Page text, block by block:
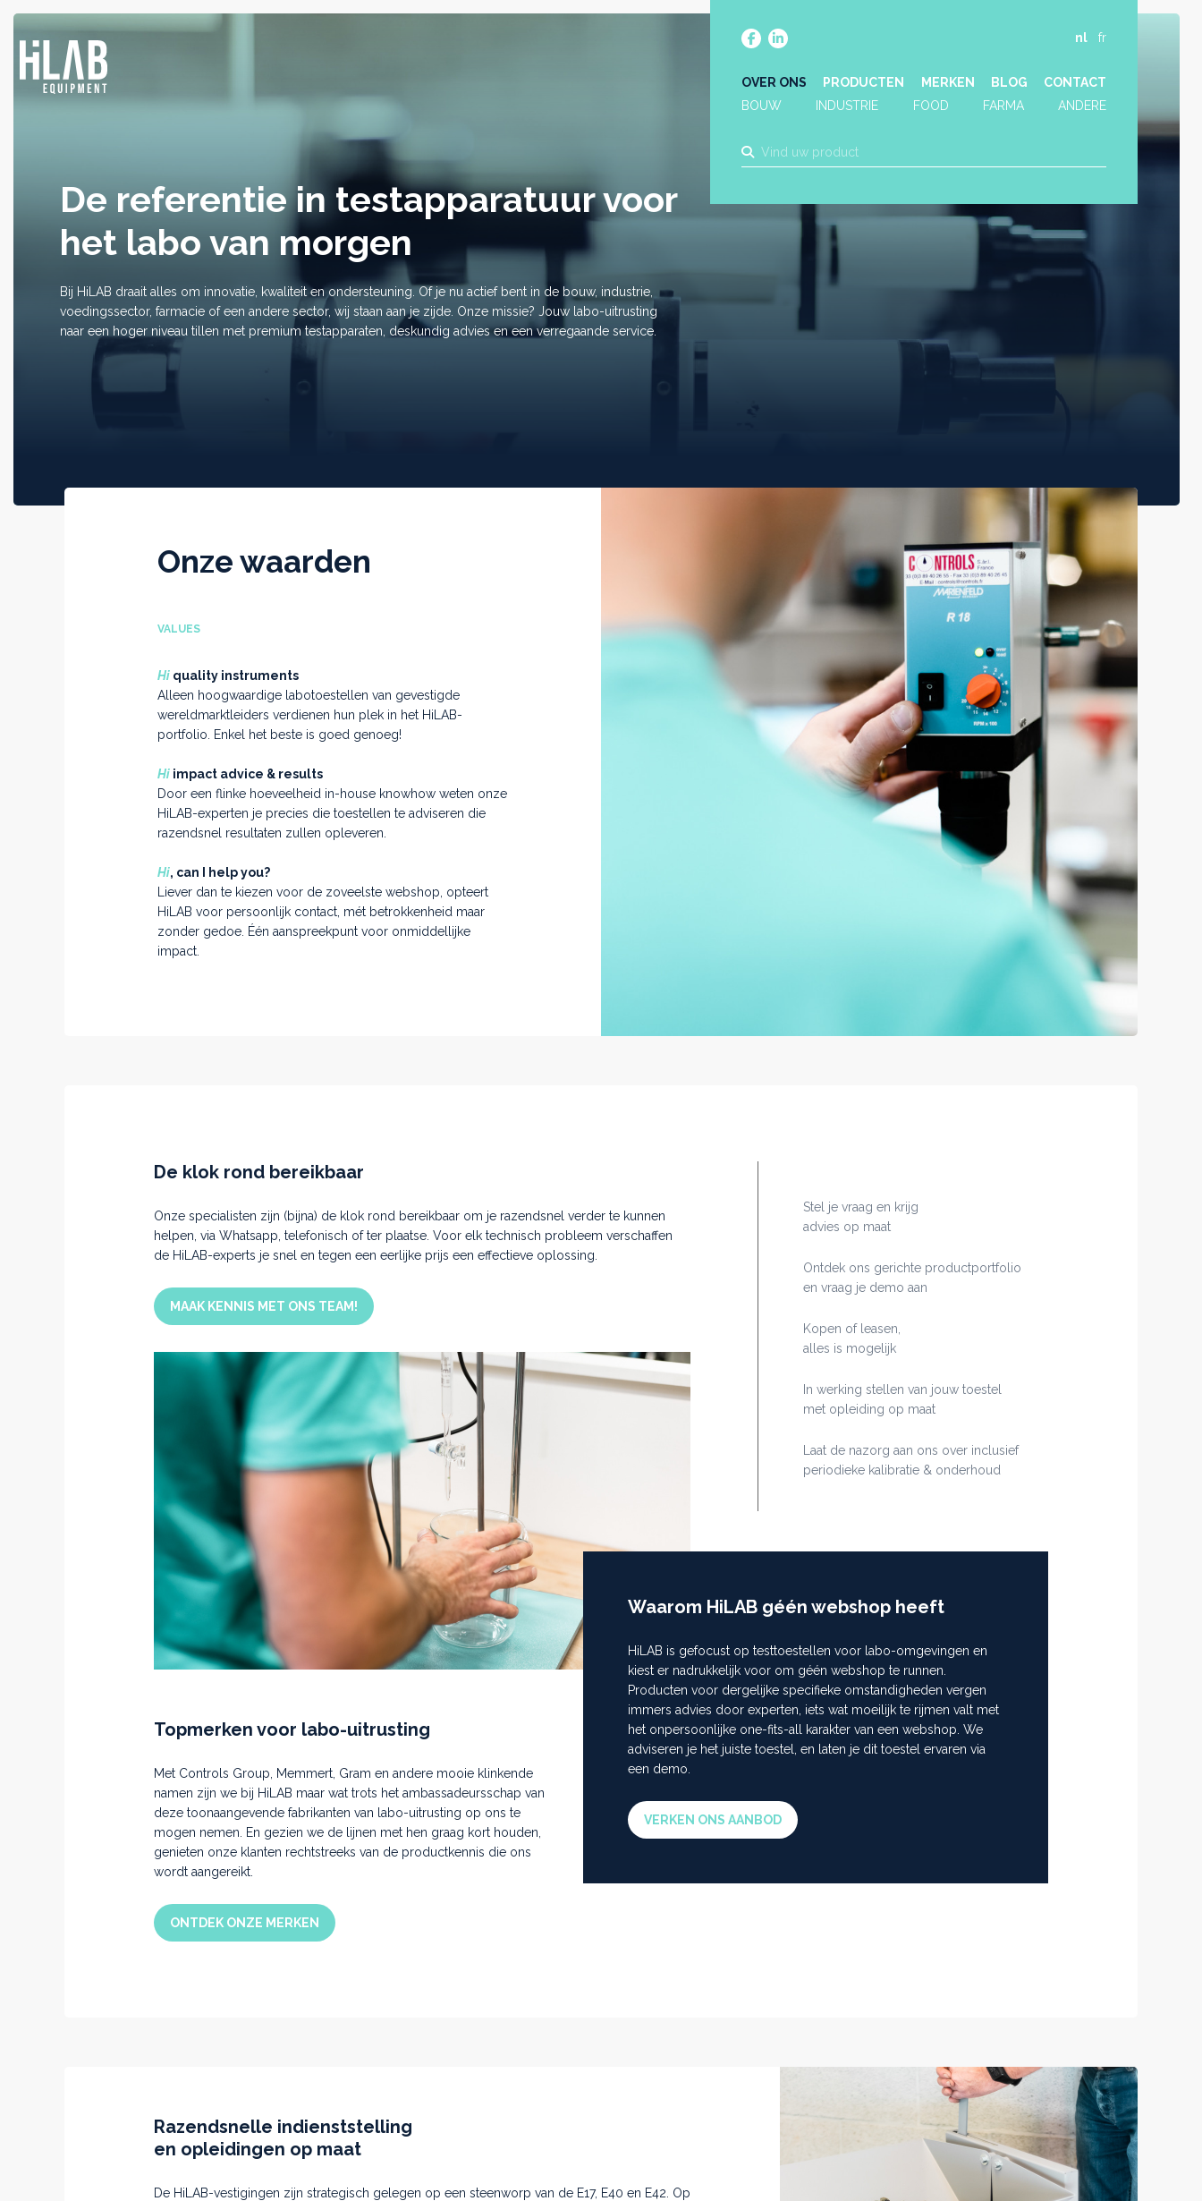
nl fr
OVER ONS PRODUCTEN MERKEN BLOG
CONTACT
BOUW
INDUSTRIE FOOD FARMA ANDERE
De referentie in testapparatuur voor
het labo van morgen
Bij HiLAB draait alles om innovatie, kwaliteit en ondersteuning. Of je nu actief bent in de bouw, industrie,
voedingssector, farmacie of een andere sector, wij staan aan je zijde. Onze missie? Jouw labo-uitrusting
naar een hoger niveau tillen met premium testapparaten, deskundig advies en een verregaande service.
Onze waarden
VALUES
Hi quality instruments
Alleen hoogwaardige labotoestellen van gevestigde
wereldmarktleiders verdienen hun plek in het HiLAB-
portfolio. Enkel het beste is goed genoeg!
Hi impact advice & results
Door een flinke hoeveelheid in-house knowhow weten onze
HiLAB-experten je precies die toestellen te adviseren die
razendsnel resultaten zullen opleveren.
Hi, can I help you?
Liever dan te kiezen voor de zoveelste webshop, opteert
HiLAB voor persoonlijk contact, mét betrokkenheid maar
zonder gedoe. Één aanspreekpunt voor onmiddellijke
impact.
De klok rond bereikbaar
Onze specialisten zijn (bijna) de klok rond bereikbaar om je razendsnel verder te kunnen
helpen, via Whatsapp, telefonisch of ter plaatse. Voor elk technisch probleem verschaffen
de HiLAB-experts je snel en tegen een eerlijke prijs een effectieve oplossing.
MAAK KENNIS MET ONS TEAM!
Topmerken voor labo-uitrusting
Met Controls Group, Memmert, Gram en andere mooie klinkende
namen zijn we bij HiLAB maar wat trots het ambassadeursschap van
deze toonaangevende fabrikanten van labo-uitrusting op ons te
mogen nemen. En gezien we de lijnen met hen graag kort houden,
genieten onze klanten rechtstreeks van de productkennis die ons
wordt aangereikt.
ONTDEK ONZE MERKEN
Stel je vraag en krijg
advies op maat
Ontdek ons gerichte productportfolio
en vraag je demo aan
Kopen of leasen,
alles is mogelijk
In werking stellen van jouw toestel
met opleiding op maat
Laat de nazorg aan ons over inclusief
periodieke kalibratie & onderhoud
Waarom HiLAB géén webshop heeft
HiLAB is gefocust op testtoestellen voor labo-omgevingen en
kiest er nadrukkelijk voor om géén webshop te runnen.
Producten voor dergelijke specifieke omstandigheden vergen
immers advies door experten, iets wat moeilijk te rijmen valt met
het onpersoonlijke one-fits-all karakter van een webshop. We
adviseren je het juiste toestel, en laten je dit toestel ervaren via
een demo.
VERKEN ONS AANBOD
Razendsnelle indienststelling
en opleidingen op maat
De HiLAB-vestigingen zijn strategisch gelegen op een steenworp van de E17, E40 en E42. Op